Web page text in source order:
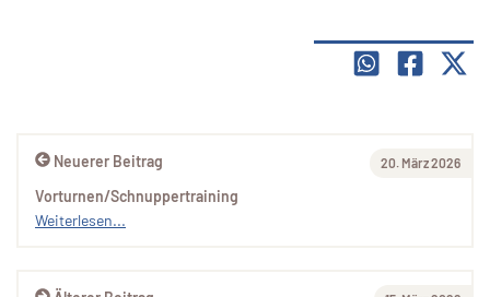
Neuerer Beitrag 20. März 2026
Vorturnen/Schnuppertraining
Weiterlesen...